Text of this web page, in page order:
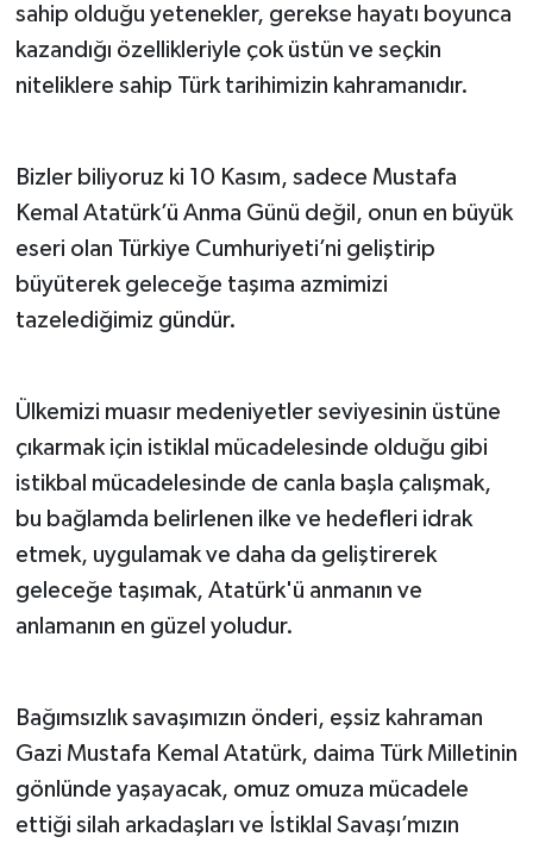
sahip olduğu yetenekler, gerekse hayatı boyunca
kazandığı özellikleriyle çok üstün ve seçkin
niteliklere sahip Türk tarihimizin kahramanıdır.
Bizler biliyoruz ki 10 Kasım, sadece Mustafa
Kemal Atatürk’ü Anma Günü değil, onun en büyük
eseri olan Türkiye Cumhuriyeti’ni geliştirip
büyüterek geleceğe taşıma azmimizi
tazelediğimiz gündür.
Ülkemizi muasır medeniyetler seviyesinin üstüne
çıkarmak için istiklal mücadelesinde olduğu gibi
istikbal mücadelesinde de canla başla çalışmak,
bu bağlamda belirlenen ilke ve hedefleri idrak
etmek, uygulamak ve daha da geliştirerek
geleceğe taşımak, Atatürk'ü anmanın ve
anlamanın en güzel yoludur.
Bağımsızlık savaşımızın önderi, eşsiz kahraman
Gazi Mustafa Kemal Atatürk, daima Türk Milletinin
gönlünde yaşayacak, omuz omuza mücadele
ettiği silah arkadaşları ve İstiklal Savaşı’mızın